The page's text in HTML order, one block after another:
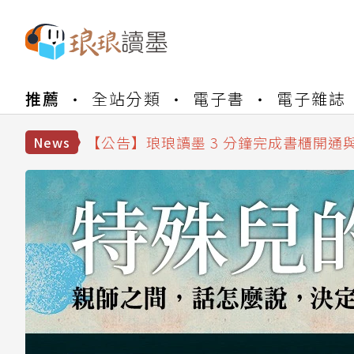
推薦 全站分類 電子書 電子雜誌
News
【公告】琅琅讀墨數位閱讀資產合併與
【公告】琅琅讀墨 3 分鐘完成書櫃開
【公告】琅琅讀墨數位閱讀資產合併與